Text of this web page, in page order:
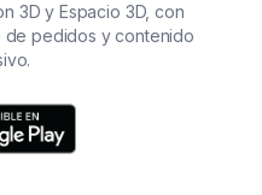
3D y Espacio 3D, con
de pedidos y contenido